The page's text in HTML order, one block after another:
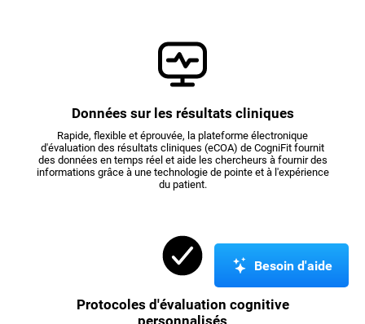
Données sur les résultats cliniques
Rapide, flexible et éprouvée, la plateforme électronique
d'évaluation des résultats cliniques (eCOA) de CogniFit fournit
des données en temps réel et aide les chercheurs à fournir des
informations grâce à une technologie de pointe et à l'expérience
du patient.
Protocoles d'évaluation cognitive
personnalisés
Besoin d'aide